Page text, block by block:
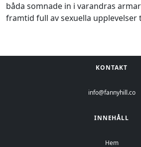
båda somnade in i varandras
framtid full av sexuella upplevelser
KONTAKT
info@fannyhill.co
INNEHÅLL
Hem